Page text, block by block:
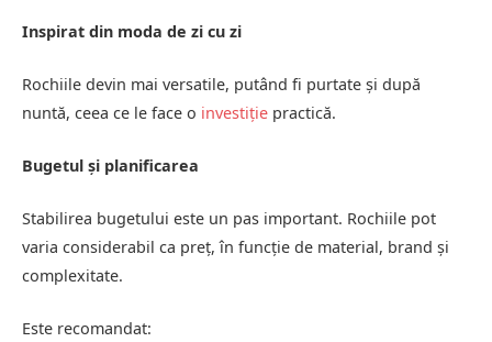
Inspirat din moda de zi cu zi
Rochiile devin mai versatile, putând fi purtate și după
nuntă, ceea ce le face o investiție practică.
Bugetul și planificarea
Stabilirea bugetului este un pas important. Rochiile pot
varia considerabil ca preț, în funcție de material, brand și
complexitate.
Este recomandat: